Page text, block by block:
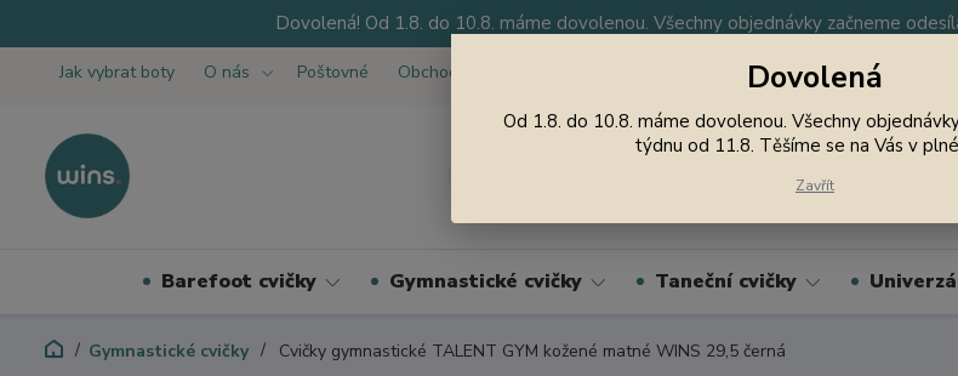
Dovolená! Od 1.8. do 10.8. máme dovolenou. Všechny objednávky začneme
Jak vybrat boty O nás Poštovné Obchodní podmínky Nevíte si rady? Zavolejte.
Barefoot cvičky Gymnastické cvičky Taneční cvičky
Gymnastické cvičky Cvičky gymnastické TALENT GYM kožené matné WINS 29,5 černá
Dovolená
Od 1.8. do 10.8. máme dovolenou. Všechny
týdnu od 11.8. Těšíme se na Vás v
Zavřít